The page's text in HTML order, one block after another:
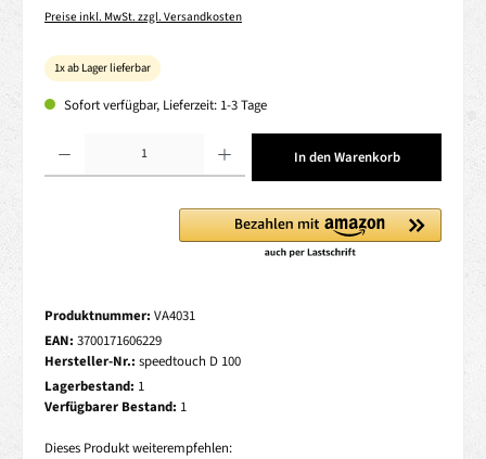
Preise inkl. MwSt. zzgl. Versandkosten
1x ab Lager lieferbar
Sofort verfügbar, Lieferzeit: 1-3 Tage
In den Warenkorb
Produktnummer: VA4031
EAN: 3700171606229
Hersteller-Nr.: speedtouch D 100
Lagerbestand: 1
Verfügbarer Bestand: 1
Dieses Produkt weiterempfehlen: